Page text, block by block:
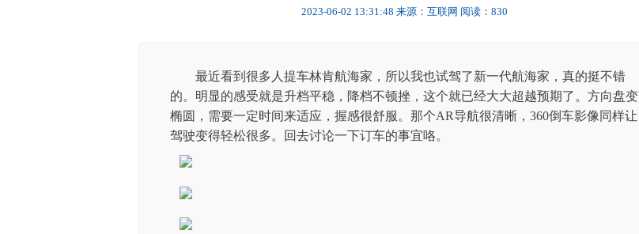
2023-06-02 13:31:48 来源：互联网 阅读：830
最近看到很多人提车林肯航海家，所以我也试驾了新一代航海家，真的挺不错
的。明显的感受就是升档平稳，降档不顿挫，这个就已经大大超越预期了。方向盘变
椭圆，需要一定时间来适应，握感很舒服。那个AR导航很清晰，360倒车影像同样让
驾驶变得轻松很多。回去讨论一下订车的事宜咯。